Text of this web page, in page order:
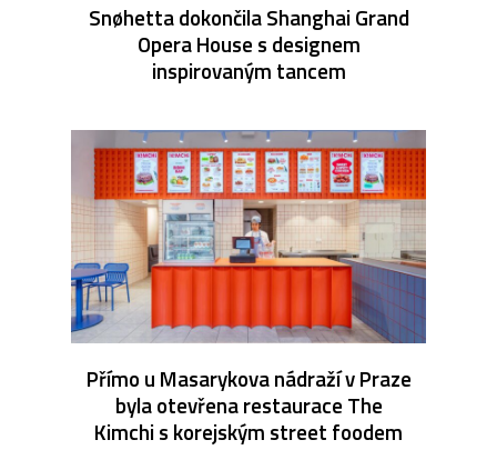
Snøhetta dokončila Shanghai Grand
Opera House s designem
inspirovaným tancem
Přímo u Masarykova nádraží v Praze
byla otevřena restaurace The
Kimchi s korejským street foodem